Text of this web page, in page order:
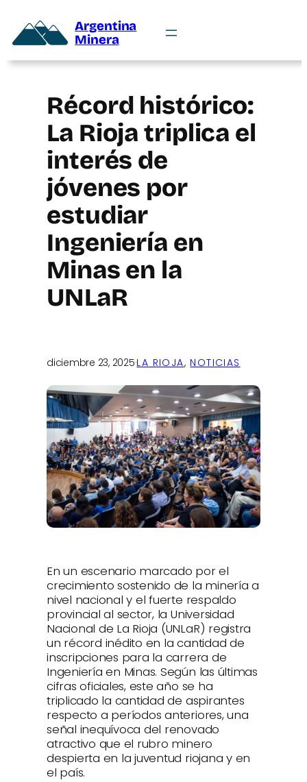
Argentina
Minera
Récord histórico:
La Rioja triplica el
interés de
jóvenes por
estudiar
Ingeniería en
Minas en la
UNLaR
diciembre 23, 2025·LA RIOJA, NOTICIAS
En un escenario marcado por el
crecimiento sostenido de la minería a
nivel nacional y el fuerte respaldo
provincial al sector, la Universidad
Nacional de La Rioja (UNLaR) registra
un récord inédito en la cantidad de
inscripciones para la carrera de
Ingeniería en Minas. Según las últimas
cifras oficiales, este año se ha
triplicado la cantidad de aspirantes
respecto a períodos anteriores, una
señal inequívoca del renovado
atractivo que el rubro minero
despierta en la juventud riojana y en
el país.